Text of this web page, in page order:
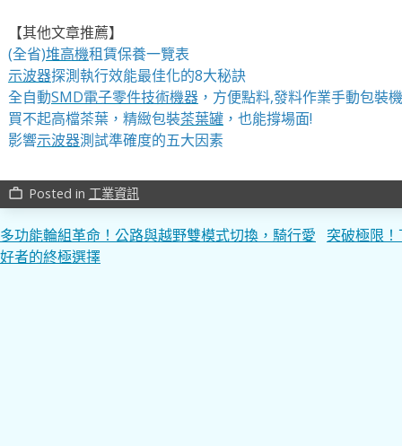
【其他文章推薦】
(全省)堆高機租賃保養一覽表
示波器探測執行效能最佳化的8大秘訣
全自動SMD電子零件技術機器，方便點料,發料作業手動包裝機
買不起高檔茶葉，精緻包裝茶葉罐，也能撐場面!
影響示波器測試準確度的五大因素
work_outline Posted in 工業資訊
文
章
多功能輪組革命！公路與越野雙模式切換，騎行愛
好者的終極選擇
突破極限